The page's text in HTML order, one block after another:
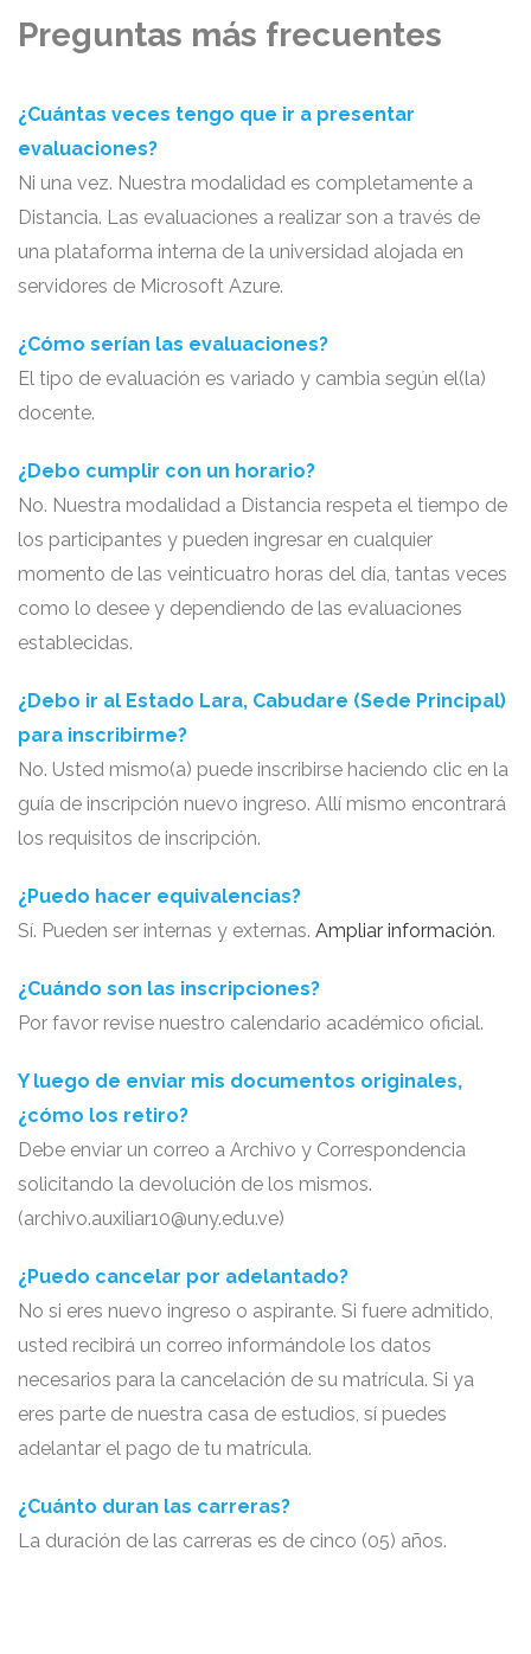
Preguntas más frecuentes
¿Cuántas veces tengo que ir a presentar
evaluaciones?
Ni una vez. Nuestra modalidad es completamente a
Distancia. Las evaluaciones a realizar son a través de
una plataforma interna de la universidad alojada en
servidores de Microsoft Azure.
¿Cómo serían las evaluaciones?
El tipo de evaluación es variado y cambia según el(la)
docente.
¿Debo cumplir con un horario?
No. Nuestra modalidad a Distancia respeta el tiempo de
los participantes y pueden ingresar en cualquier
momento de las veinticuatro horas del día, tantas veces
como lo desee y dependiendo de las evaluaciones
establecidas.
¿Debo ir al Estado Lara, Cabudare (Sede Principal)
para inscribirme?
No. Usted mismo(a) puede inscribirse haciendo clic en la
guía de inscripción nuevo ingreso. Allí mismo encontrará
los requisitos de inscripción.
¿Puedo hacer equivalencias?
Sí. Pueden ser internas y externas. Ampliar información.
¿Cuándo son las inscripciones?
Por favor revise nuestro calendario académico oficial.
Y luego de enviar mis documentos originales,
¿cómo los retiro?
Debe enviar un correo a Archivo y Correspondencia
solicitando la devolución de los mismos.
(archivo.auxiliar10@uny.edu.ve)
¿Puedo cancelar por adelantado?
No si eres nuevo ingreso o aspirante. Si fuere admitido,
usted recibirá un correo informándole los datos
necesarios para la cancelación de su matrícula. Si ya
eres parte de nuestra casa de estudios, sí puedes
adelantar el pago de tu matrícula.
¿Cuánto duran las carreras?
La duración de las carreras es de cinco (05) años.